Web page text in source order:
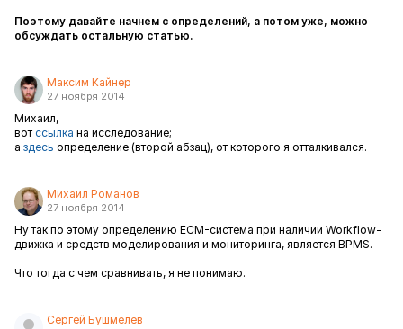
Поэтому давайте начнем с определений, а потом уже, можно
обсуждать остальную статью.
Максим Кайнер
27 ноября 2014
Михаил,
вот ссылка на исследование;
а здесь определение (второй абзац), от которого я отталкивался.
Михаил Романов
27 ноября 2014
Ну так по этому определению ECM-система при наличии Workflow-
движка и средств моделирования и мониторинга, является BPMS.
Что тогда с чем сравнивать, я не понимаю.
Сергей Бушмелев